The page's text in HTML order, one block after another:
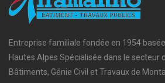
Entreprise familiale fondée en 1954
Hautes Alpes Spécialisée dans le secteur
Bâtiments, Génie Civil et Travaux de